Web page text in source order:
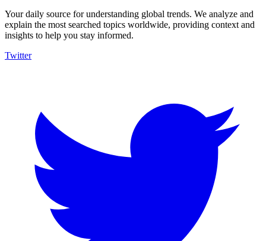
Your daily source for understanding global trends. We analyze and
explain the most searched topics worldwide, providing context and
insights to help you stay informed.
Twitter